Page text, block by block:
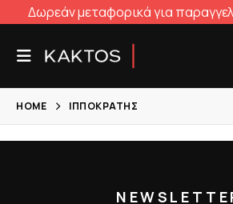
Δωρεάν μεταφορικά για
HOME ΙΠΠΟΚΡΆΤΗΣ